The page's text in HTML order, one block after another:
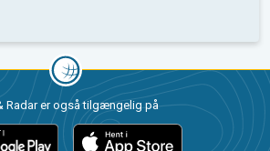
Radar er også tilgængelig på